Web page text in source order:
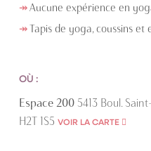
Aucune expérience en
Tapis de yoga, coussins
OÙ :
Espace 2005413 Boul.
H2T 1S5 VOIR LA CARTE